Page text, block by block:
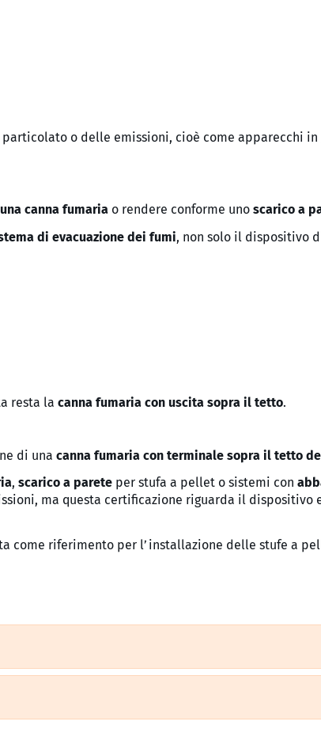
o delle emissioni, cioè come apparecchi in
canna fumaria o rendere conforme uno scarico a
di evacuazione dei fumi, non solo il dispositivo
resta la canna fumaria con uscita sopra il tetto.
di una canna fumaria con terminale sopra il tetto
, scarico a parete per stufa a pellet o sistemi con
ma questa certificazione riguarda il dispositivo
come riferimento per l’installazione delle stufe a